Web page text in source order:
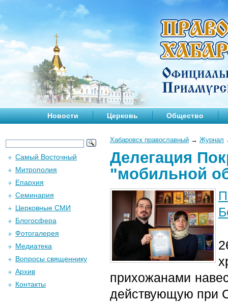
Новости Церковь Общество
Хабаровск православный → Журнал
Делегация
"мобильной
прихожанами
действующую при
Самый Восточный
Митрополия
Епархия
Семинария
Церковные СМИ
Блогосфера
Фотогалерея
Медиатека
Вопросы священнику
Архив
Контакты